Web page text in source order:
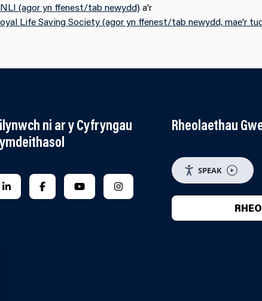
(agor yn ffenest/tab newydd) a'r
Life Saving Society (agor yn ffenest/tab newydd, mae'r
ni ar y Cyfryngau
FOLLOW US ON LINKEDIN
FOLLOW US ON FACEBOOK
FOLLOW US ON YOUTUBE
FOLLOW US ON INSTAGRAM
Rheolaethau
SPEAK